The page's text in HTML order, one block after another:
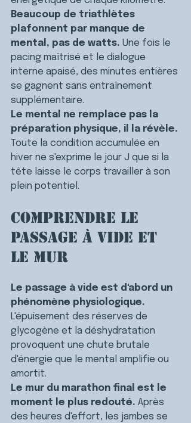
Beaucoup de triathlètes
plafonnent par manque de
mental, pas de watts. Une fois le
pacing maîtrisé et le dialogue
interne apaisé, des minutes entières
se gagnent sans entraînement
supplémentaire.
Le mental ne remplace pas la
préparation physique, il la révèle.
Toute la condition accumulée en
hiver ne s'exprime le jour J que si la
tête laisse le corps travailler à son
plein potentiel.
Comprendre le
passage à vide et
le mur
Le passage à vide est d'abord un
phénomène physiologique.
L'épuisement des réserves de
glycogène et la déshydratation
provoquent une chute brutale
d'énergie que le mental amplifie ou
amortit.
Le mur du marathon final est le
moment le plus redouté. Après
des heures d'effort, les jambes se